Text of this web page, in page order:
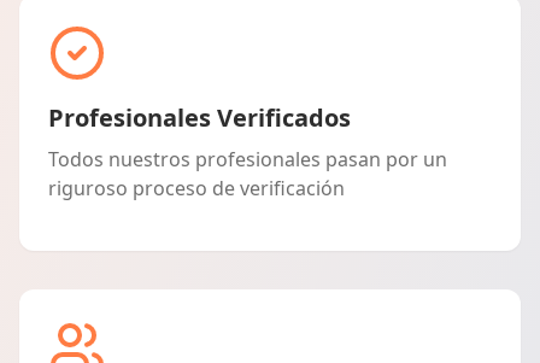
Profesionales Verificados
Todos nuestros profesionales pasan por un
riguroso proceso de verificación